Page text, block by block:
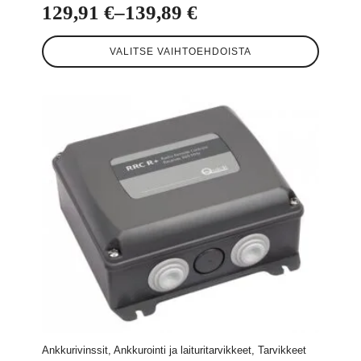
129,91 €–139,89 €
Hintaluokka:
129,91 €VALITSE VAIHTOEHDOISTA
Tällä
tuotteella
valinnat
tuotteen
sivulla.
Ankkurivinssit, Ankkurointi ja laituritarvikkeet, Tarvikkeet